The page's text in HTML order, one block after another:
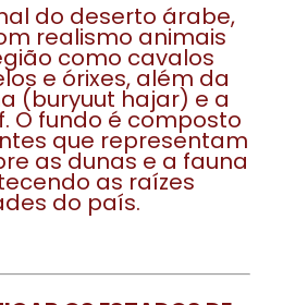
do deserto árabe,
realismo animais
como cavalos
e órixes, além da
(buryuut hajar) e a
O fundo é composto
que representam
as dunas e a fauna
as raízes
do país.